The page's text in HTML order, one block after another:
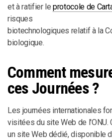
et à ratifier leprotocole de
risques
biotechnologiques relatif à la
biologique.
Comment
ces Journées ?
Les journées internationales
visitées du site Web de l'ONU.
un site Web dédié, disponible